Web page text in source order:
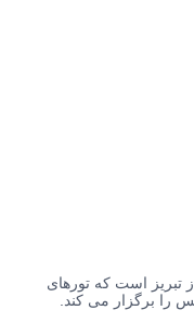
است که تورهای
را برگزار می کند.